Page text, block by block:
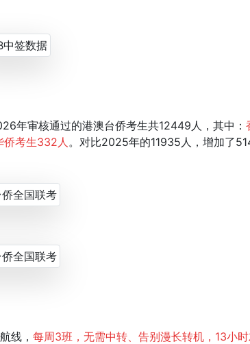
审核通过的港澳台侨考生共12449人，其中：
侨考生332人。对比2025年的11935人，增加了
线， 每周3班，无需中转、告别漫长转机，13小